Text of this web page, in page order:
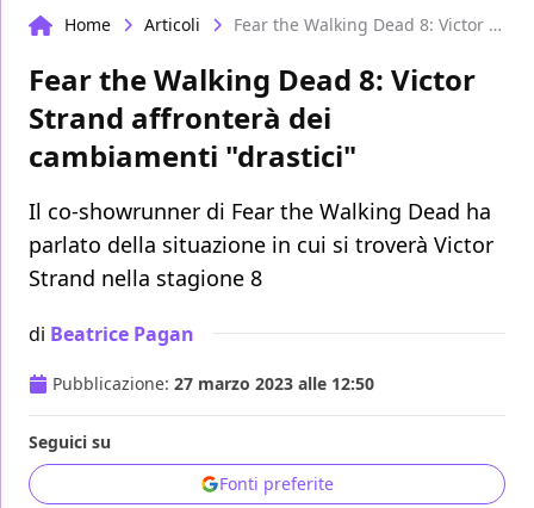
Home Articoli Fear the Walking Dead 8: Victor Strand affronterà dei cambiamenti "drastici"
Fear the Walking Dead 8: Victor
Strand affronterà dei
cambiamenti "drastici"
Il co-showrunner di Fear the Walking Dead ha
parlato della situazione in cui si troverà Victor
Strand nella stagione 8
di Beatrice Pagan
Pubblicazione: 27 marzo 2023 alle 12:50
Seguici su
Fonti preferite